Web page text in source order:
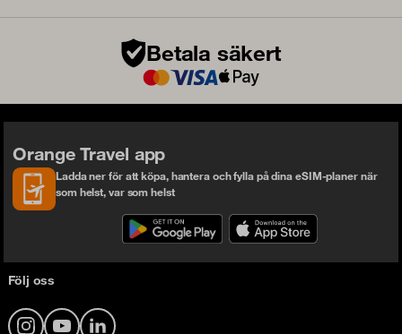
Betala säkert
Orange Travel app
Ladda ner för att köpa, hantera och fylla på dina eSIM-planer när
som helst, var som helst
Följ oss